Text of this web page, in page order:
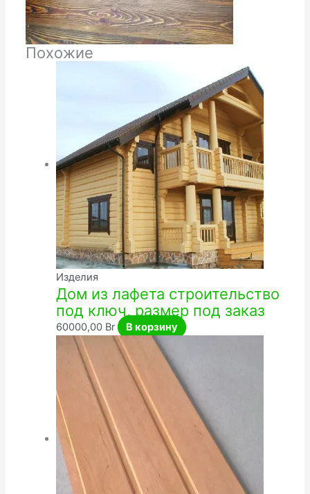
Похожие
Изделия
Дом из лафета строительство
под ключ, размер под заказ
60000,00 Br В корзину